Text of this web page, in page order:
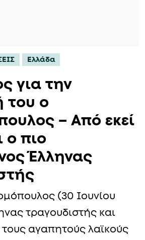
Ελλάδα
για την
του ο
– Από εκεί
ο πιο
Έλληνας
(30 Ιουνίου
τραγουδιστής και
τους αγαπητούς λαϊκούς